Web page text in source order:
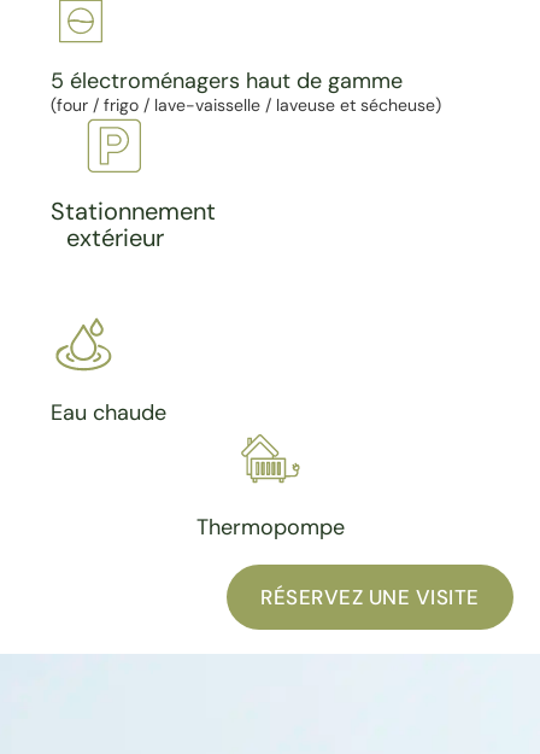
5 électroménagers haut de gamme
(four / frigo / lave-vaisselle / laveuse et sécheuse)
Stationnement
extérieur
Eau chaude
Thermopompe
RÉSERVEZ UNE VISITE